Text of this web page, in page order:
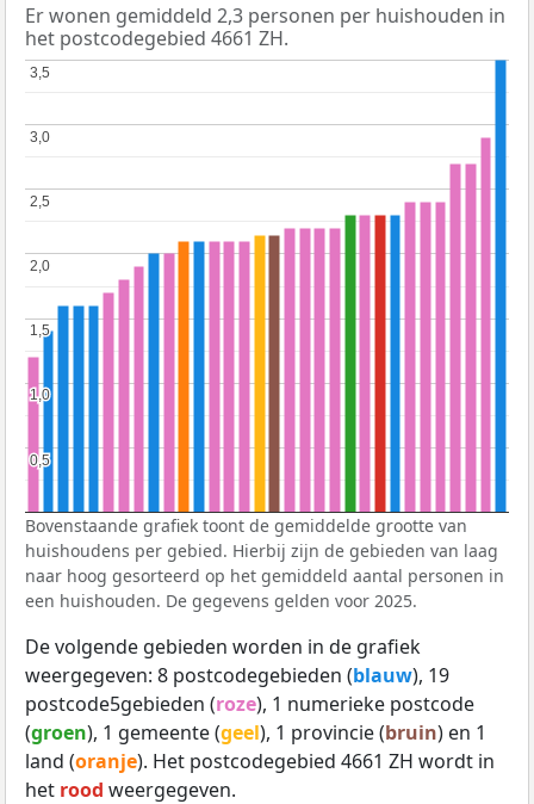
Er wonen gemiddeld 2,3 personen per huishouden in
het postcodegebied 4661 ZH.
0,5
0,5
1,0
1,0
1,5
1,5
2,0
2,0
2,5
2,5
3,0
3,0
3,5
3,5
Bovenstaande grafiek toont de gemiddelde grootte van
huishoudens per gebied. Hierbij zijn de gebieden van laag
naar hoog gesorteerd op het gemiddeld aantal personen in
een huishouden. De gegevens gelden voor 2025.
De volgende gebieden worden in de grafiek
weergegeven: 8 postcodegebieden (blauw), 19
postcode5gebieden (roze), 1 numerieke postcode
(groen), 1 gemeente (geel), 1 provincie (bruin) en 1
land (oranje). Het postcodegebied 4661 ZH wordt in
het rood weergegeven.